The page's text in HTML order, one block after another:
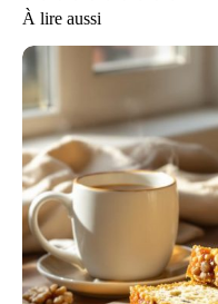
À lire aussi